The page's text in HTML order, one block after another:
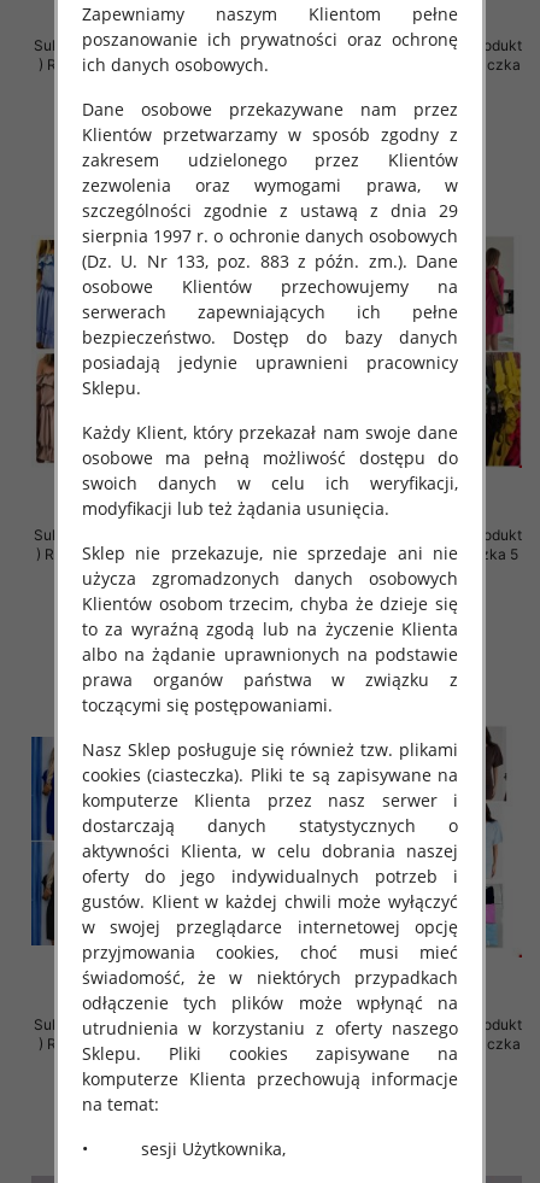
Sukienki damskie (Polska produkt
) Roz 40-48, Mix Kolor Paczka 5
42.00 zł
szczegóły
Sukienki damskie (Polska produkt
) Roz Standard, Mix Kolor Paczka
39.00 zł
szczegóły
Sukienki damskie (Polska produkt
) Roz Standard, Mix Kolor Paczka
5 szt
36.00 zł
szczegóły
Sukienki damskie (Polska produkt
) Roz 38-44, Mix Kolor Paczka 5
szt
36.00 zł
szczegóły
Sukienki damskie (Polska produkt
) Roz 36-42, Mix Kolor Paczka 5
szt
26.00 zł
Sukienki damskie (Polska produkt
) Roz Standard, Mix Kolor Paczka
5 szt
Zapewniamy naszym Klientom pełne
poszanowanie ich prywatności oraz ochronę
ich danych osobowych.
Dane osobowe przekazywane nam przez
Klientów przetwarzamy w sposób zgodny z
zakresem udzielonego przez Klientów
zezwolenia oraz wymogami prawa, w
szczególności zgodnie z ustawą z dnia 29
sierpnia 1997 r. o ochronie danych osobowych
(Dz. U. Nr 133, poz. 883 z późn. zm.). Dane
osobowe Klientów przechowujemy na
serwerach zapewniających ich pełne
bezpieczeństwo. Dostęp do bazy danych
posiadają jedynie uprawnieni pracownicy
Sklepu.
Każdy Klient, który przekazał nam swoje dane
osobowe ma pełną możliwość dostępu do
swoich danych w celu ich weryfikacji,
modyfikacji lub też żądania usunięcia.
Sklep nie przekazuje, nie sprzedaje ani nie
użycza zgromadzonych danych osobowych
Klientów osobom trzecim, chyba że dzieje się
to za wyraźną zgodą lub na życzenie Klienta
albo na żądanie uprawnionych na podstawie
prawa organów państwa w związku z
toczącymi się postępowaniami.
Nasz Sklep posługuje się również tzw. plikami
cookies (ciasteczka). Pliki te są zapisywane na
komputerze Klienta przez nasz serwer i
dostarczają danych statystycznych o
aktywności Klienta, w celu dobrania naszej
oferty do jego indywidualnych potrzeb i
gustów. Klient w każdej chwili może wyłączyć
w swojej przeglądarce internetowej opcję
przyjmowania cookies, choć musi mieć
świadomość, że w niektórych przypadkach
odłączenie tych plików może wpłynąć na
utrudnienia w korzystaniu z oferty naszego
Sklepu. Pliki cookies zapisywane na
komputerze Klienta przechowują informacje
na temat:
• sesji Użytkownika,